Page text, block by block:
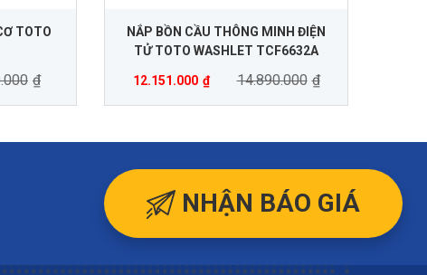
TOTO
₫
NẮP BỒN CẦU THÔNG MINH ĐIỆN
TỬ TOTO WASHLET TCF6632A
12.151.000 ₫ 14.890.000 ₫
NHẬN BÁO GIÁ